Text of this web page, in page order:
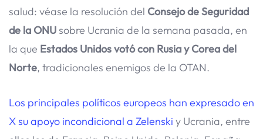
salud: véase la resolución del Consejo de Seguridad
de la ONUsobre Ucrania de la semana pasada, en
la que Estados Unidos votó con Rusia y Corea del
Norte, tradicionales enemigos de la OTAN.
Los principales políticos europeos han expresado en
X su apoyo incondicional a Zelenski y Ucrania, entre